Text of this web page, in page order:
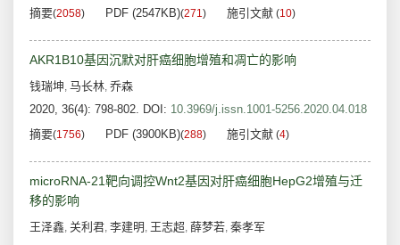
摘要(2058) PDF (2547KB)(271) 施引文献 (10)
AKR1B10基因沉默对肝癌细胞增殖和凋亡的影响
钱瑞坤, 马长林, 乔森
2020, 36(4): 798-802. DOI: 10.3969/j.issn.1001-5256.2020.04.018
摘要(1756) PDF (3900KB)(288) 施引文献 (4)
microRNA-21靶向调控Wnt2基因对肝癌细胞HepG2增殖与迁
移的影响
王泽鑫, 关利君, 李建明 , 王志超, 薛梦若, 秦孝军